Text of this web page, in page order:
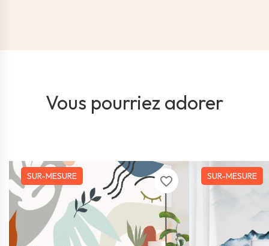
Vous pourriez adorer
favorite_border
SUR-MESURE SUR-MESURE